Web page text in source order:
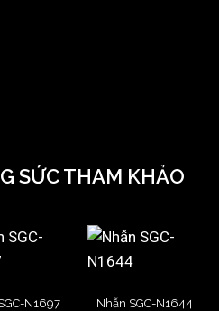
SỨC THAM KHẢO
N1697 Nhẫn SGC-N1644